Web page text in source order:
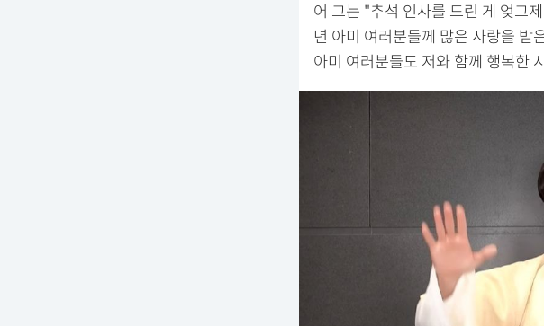
어 그는 "추석 인사를 드린 게 엊그
년 아미 여러분들께 많은 사랑을 받
아미 여러분들도 저와 함께 행복한